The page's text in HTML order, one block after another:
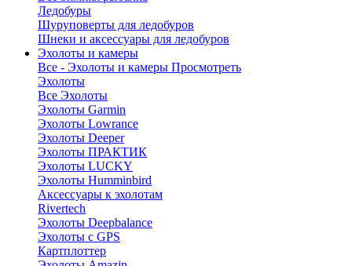
Ледобуры
Шуруповерты для ледобуров
Шнеки и аксессуары для ледобуров
Эхолоты и камеры
Все - Эхолоты и камеры Просмотреть
Эхолоты
Все Эхолоты
Эхолоты Garmin
Эхолоты Lowrance
Эхолоты Deeper
Эхолоты ПРАКТИК
Эхолоты LUCKY
Эхолоты Humminbird
Аксессуары к эхолотам
Rivertech
Эхолоты Deepbalance
Эхолоты с GPS
Картплоттер